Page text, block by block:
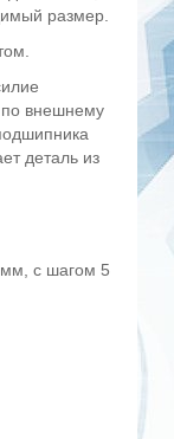
размер.
внешнему
деталь из
с шагом 5